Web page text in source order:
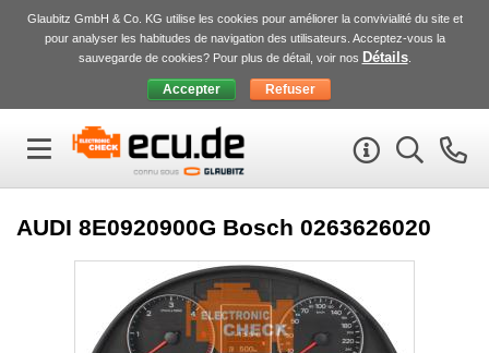
Glaubitz GmbH & Co. KG utilise les cookies pour améliorer la convivialité du site et
pour analyser les habitudes de navigation des utilisateurs. Acceptez-vous la
sauvegarde de cookies? Pour plus de détail, voir nos Détails.
AUDI 8E0920900G Bosch 0263626020